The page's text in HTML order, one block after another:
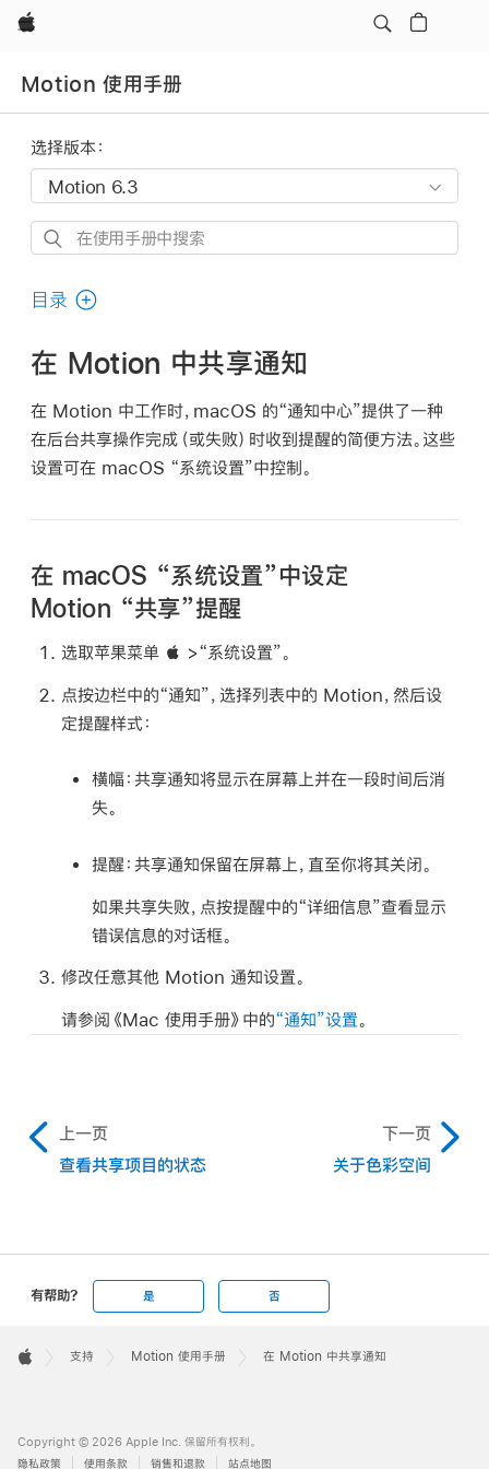
Apple
Motion 使用手册
选择版本：
在
用
册
中
搜
索
目录
在 Motion 中共享通知
在 Motion 中工作时，macOS 的“通知中心”提供了一种
在后台共享操作完成（或失败）时收到提醒的简便方法。这些
设置可在 macOS “系统设置”中控制。
在 macOS “系统设置”中设定
Motion “共享”提醒
选取苹果菜单  >“系统设置”。
点按边栏中的“通知”，选择列表中的 Motion，然后设
定提醒样式：
横幅：共享通知将显示在屏幕上并在一段时间后消
失。
提醒：共享通知保留在屏幕上，直至你将其关闭。
如果共享失败，点按提醒中的“详细信息”查看显示
错误信息的对话框。
修改任意其他 Motion 通知设置。
请参阅《Mac 使用手册》中的“通知”设置。
上一页
查看共享项目的状态
下一页
关于色彩空间
有帮助? 是 否
Footer

支持 Motion 使用手册 在 Motion 中共享通知
Copyright © 2026 Apple Inc. 保留所有权利。
隐私政策
使用条款 销售和退款 站点地图